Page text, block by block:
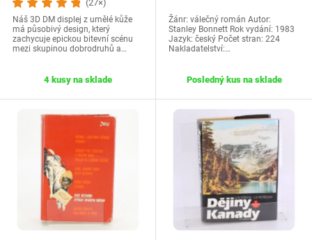
(27×)
Náš 3D DM displej z umělé kůže
má působivý design, který
zachycuje epickou bitevní scénu
mezi skupinou dobrodruhů a…
4 kusy na sklade
Žánr: válečný román Autor:
Stanley Bonnett Rok vydání: 1983
Jazyk: český Počet stran: 224
Nakladatelství:…
Posledný kus na sklade